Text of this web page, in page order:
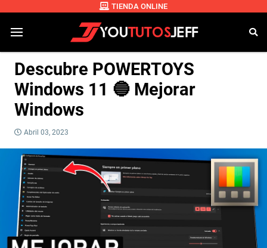
TIENDA ONLINE
Descubre POWERTOYS
Windows 11 🔵 Mejorar
Windows
Abril 03, 2023